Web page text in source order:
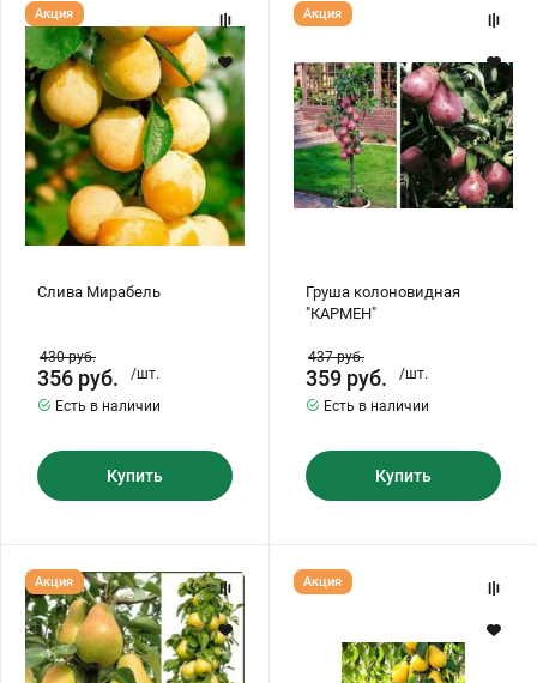
Слива
Мирабель
Слива Мирабель
Акция
430руб.
356 руб.
/шт.
Есть в наличии
Купить
Груша
колоновидная
Груша колоновидная
"КАРМЕН"
Акция
437руб.
359 руб.
/шт.
Есть в наличии
Купить
Груша
колоновидная
"ДЕКОРА"
Акция
Груша
колоновидная
Акция